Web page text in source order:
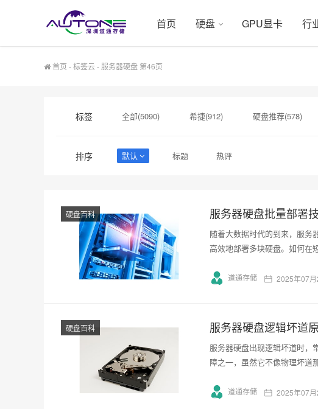
首页 硬盘 GPU显卡 行
首页 -标签云- 服务器硬盘 第46页
标签 全部(5090) 希捷(912) 硬盘推荐(578)
排序 默认 标题 热评
硬盘百科 服务器硬盘批量部署
随着大数据时代的到来，服务
高效地部署多块硬盘。如何
道通存储 2025年07月
硬盘百科 服务器硬盘逻辑坏道
服务器硬盘出现逻辑坏道时，
障之一，虽然它不像物理坏
道通存储 2025年07月